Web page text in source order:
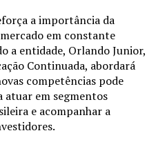
a importância da
em constante
a entidade, Orlando Junior,
Continuada, abordará
competências pode
atuar em segmentos
e acompanhar a